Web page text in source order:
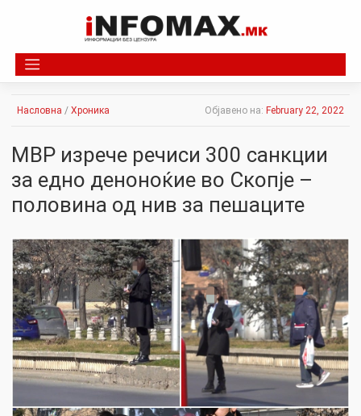
Насловна / Хроника Објавено на: February 22, 2022
МВР изрече речиси 300 санкции
за едно деноноќие во Скопје –
половина од нив за пешаците